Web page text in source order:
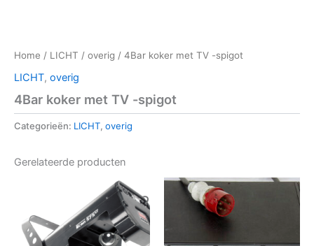
Home / LICHT / overig / 4Bar koker met TV -spigot
LICHT, overig
4Bar koker met TV -spigot
Categorieën: LICHT, overig
Gerelateerde producten